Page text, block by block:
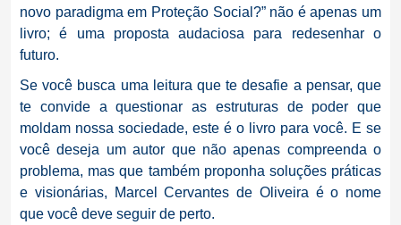
novo paradigma em Proteção Social?” não é apenas um
livro; é uma proposta audaciosa para redesenhar o
futuro.
Se você busca uma leitura que te desafie a pensar, que
te convide a questionar as estruturas de poder que
moldam nossa sociedade, este é o livro para você. E se
você deseja um autor que não apenas compreenda o
problema, mas que também proponha soluções práticas
e visionárias, Marcel Cervantes de Oliveira é o nome
que você deve seguir de perto.